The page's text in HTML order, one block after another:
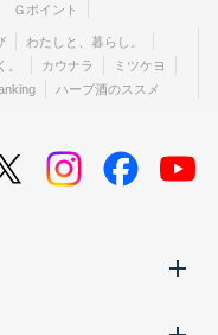
Ｇポイント
わたしと、暮らし。
。 カウナラ
ミツケヨ
ハーブ酒のススメ